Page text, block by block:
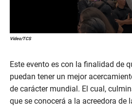
0
c
o
n
d
s
o
f
Video/TCS
Este evento es con la finalidad de
puedan tener un mejor
de carácter mundial. El cual,
que se conocerá a la acreedora de